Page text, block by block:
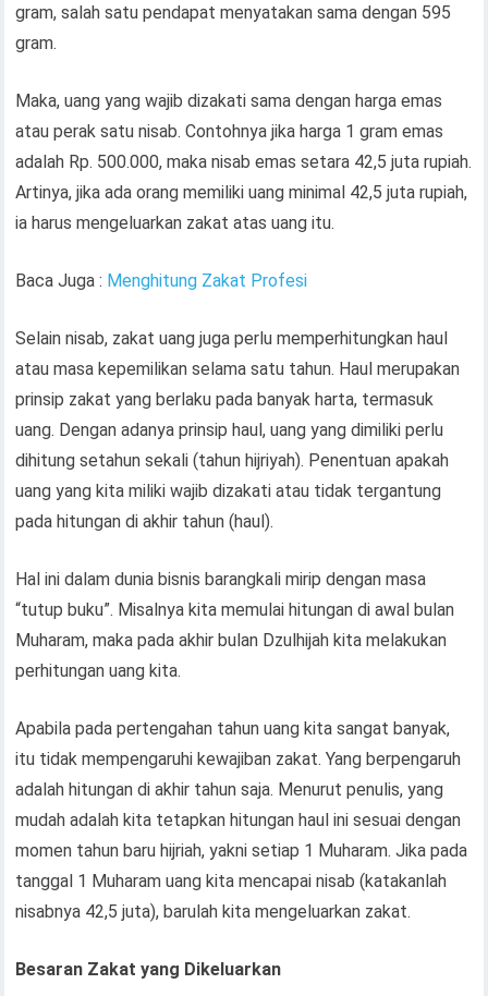
gram, salah satu pendapat menyatakan sama dengan 595
gram.
Maka, uang yang wajib dizakati sama dengan harga emas
atau perak satu nisab. Contohnya jika harga 1 gram emas
adalah Rp. 500.000, maka nisab emas setara 42,5 juta rupiah.
Artinya, jika ada orang memiliki uang minimal 42,5 juta rupiah,
ia harus mengeluarkan zakat atas uang itu.
Baca Juga : Menghitung Zakat Profesi
Selain nisab, zakat uang juga perlu memperhitungkan haul
atau masa kepemilikan selama satu tahun. Haul merupakan
prinsip zakat yang berlaku pada banyak harta, termasuk
uang. Dengan adanya prinsip haul, uang yang dimiliki perlu
dihitung setahun sekali (tahun hijriyah). Penentuan apakah
uang yang kita miliki wajib dizakati atau tidak tergantung
pada hitungan di akhir tahun (haul).
Hal ini dalam dunia bisnis barangkali mirip dengan masa
“tutup buku”. Misalnya kita memulai hitungan di awal bulan
Muharam, maka pada akhir bulan Dzulhijah kita melakukan
perhitungan uang kita.
Apabila pada pertengahan tahun uang kita sangat banyak,
itu tidak mempengaruhi kewajiban zakat. Yang berpengaruh
adalah hitungan di akhir tahun saja. Menurut penulis, yang
mudah adalah kita tetapkan hitungan haul ini sesuai dengan
momen tahun baru hijriah, yakni setiap 1 Muharam. Jika pada
tanggal 1 Muharam uang kita mencapai nisab (katakanlah
nisabnya 42,5 juta), barulah kita mengeluarkan zakat.
Besaran Zakat yang Dikeluarkan